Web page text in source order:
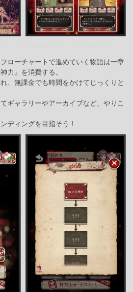
ローチャートで進めていく物語は一章
力』を消費する。
、無課金でも時間をかけてじっくりと
ギャラリーやアーカイブなど、やりこ
ディングを目指そう！